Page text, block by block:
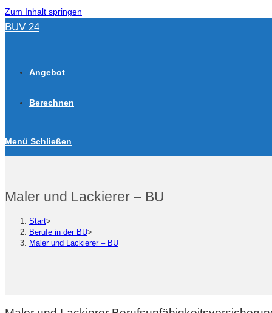
Zum Inhalt springen
BUV 24
Angebot
Berechnen
Menü Schließen
Maler und Lackierer – BU
Start>
Berufe in der BU>
Maler und Lackierer – BU